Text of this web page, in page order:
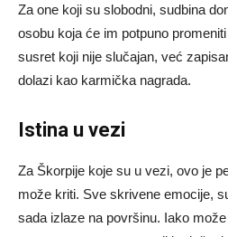
Za one koji su slobodni, sudbina
osobu koja će im potpuno
susret koji nije slučajan, već
dolazi kao karmička nagrada.
Istina u vezi
Za Škorpije koje su u vezi, ovo je
može kriti. Sve skrivene emocije,
sada izlaze na površinu. Iako